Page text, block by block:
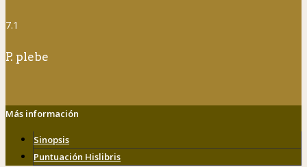
7.1
P. plebe
Más información
Sinopsis
Puntuación Hislibris